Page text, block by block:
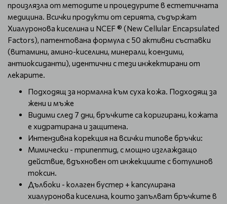
произлязла от методите и процедурите в естетичната
медицина. Всички продукти от серията, съдържат
Хиалуронова киселина и NCEF ® (New Cellular Encapsulated
Factors), патентована формула с 50 активни съставки
(витамини, амино-киселини, минерали, коензими,
антиоксиданти), идентични с тези инжектирани от
лекарите.
Подходящ за нормална към суха кожа. Подходящ за
жени и мъже
Видими след 7 дни, бръчките са коригирани, кожата
е хидратирана и защитена.
Интензивна корекция на всички типове бръчки:
Мимически - трипептид, с мощно изглаждащо
действие, вдъхновен от инжекциите с ботулинов
токсин.
Дълбоки - колаген бустер + капсулирана
хиалуронова киселина, които запълват бръчките в